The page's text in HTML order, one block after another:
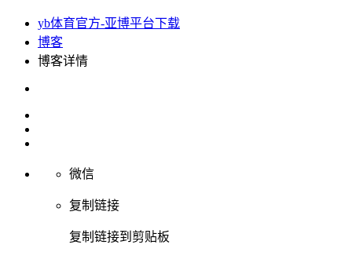
yb体育官方-亚博平台下载
博客
博客详情
微信
复制链接
复制链接到剪贴板